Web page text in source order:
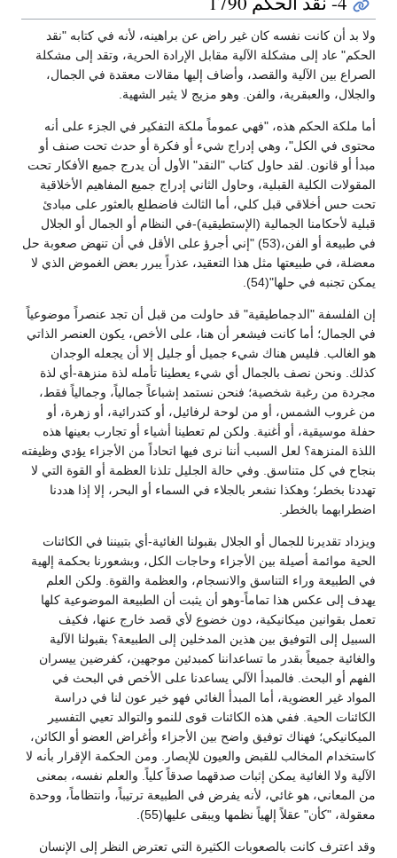
ولا بد أن كانت نفسه كان غير راض عن براهينه، لأنه في كتابه "نقد
الحكم" عاد إلى مشكلة الآلية مقابل الإرادة الحرية، وتقد إلى مشكلة
الصراع بين الآلية والقصد، وأضاف إليها مقالات معقدة في الجمال،
والجلال، والعبقرية، والفن. وهو مزيج لا يثير الشهية.
أما ملكة الحكم هذه، "فهي عموماً ملكة التفكير في الجزء على أنه
محتوى في الكل"، وهي إدراج شيء أو فكرة أو حدث تحت صنف أو
مبدأ أو قانون. لقد حاول كتاب "النقد" الأول أن يدرج جميع الأفكار تحت
المقولات الكلية القبلية، وحاول الثاني إدراج جميع المفاهيم الأخلاقية
تحت حس أخلاقي قبل كلي، أما الثالث فاضطلع بالعثور على مبادئ
قبلية لأحكامنا الجمالية (الإستطيقية)-في النظام أو الجمال أو الجلال
في طبيعة أو الفن،(53) "إني أجرؤ على الأقل في أن تنهض صعوبة حل
معضلة، في طبيعتها مثل هذا التعقيد، عذراً يبرر بعض الغموض الذي لا
يمكن تجنبه في حلها"(54).
إن الفلسفة "الدجماطيقية" قد حاولت من قبل أن تجد عنصراً موضوعياً
في الجمال؛ أما كانت فيشعر أن هنا، على الأخص، يكون العنصر الذاتي
هو الغالب. فليس هناك شيء جميل أو جليل إلا أن يجعله الوجدان
كذلك. ونحن نصف بالجمال أي شيء يعطينا تأمله لذة منزهة-أي لذة
مجردة من رغبة شخصية؛ فنحن نستمد إشباعاً جمالياً، وجمالياً فقط،
من غروب الشمس، أو من لوحة لرفائيل، أو كتدرائية، أو زهرة، أو
حفلة موسيقية، أو أغنية. ولكن لم تعطينا أشياء أو تجارب بعينها هذه
اللذة المنزهة؟ لعل السبب أننا نرى فيها اتحاداً من الأجزاء يؤدي وظيفته
بنجاح في كل متناسق. وفي حالة الجليل تلذنا العظمة أو القوة التي لا
تهددنا بخطر؛ وهكذا نشعر بالجلاء في السماء أو البحر، إلا إذا هددنا
اضطرابهما بالخطر.
ويزداد تقديرنا للجمال أو الجلال بقبولنا الغائية-أي بتبيننا في الكائنات
الحية موائمة أصيلة بين الأجزاء وحاجات الكل، وبشعورنا بحكمة إلهية
في الطبيعة وراء التناسق والانسجام، والعظمة والقوة. ولكن العلم
يهدف إلى عكس هذا تماماً-وهو أن يثبت أن الطبيعة الموضوعية كلها
تعمل بقوانين ميكانيكية، دون خضوع لأي قصد خارج عنها، فكيف
السبيل إلى التوفيق بين هذين المدخلين إلى الطبيعة؟ بقبولنا الآلية
والغائية جميعاً بقدر ما تساعداننا كمبدئين موجهين، كفرضين ييسران
الفهم أو البحث. فالمبدأ الآلي يساعدنا على الأخص في البحث في
المواد غير العضوية، أما المبدأ الغائي فهو خير عون لنا في دراسة
الكائنات الحية. ففي هذه الكائنات قوى للنمو والتوالد تعيي التفسير
الميكانيكي؛ فهناك توفيق واضح بين الأجزاء وأغراض العضو أو الكائن،
كاستخدام المخالب للقبض والعيون للإبصار. ومن الحكمة الإقرار بأنه لا
الآلية ولا الغائية يمكن إثبات صدقهما صدقاً كلياً. والعلم نفسه، بمعنى
من المعاني، هو غائي، لأنه يفرض في الطبيعة ترتيباً، وانتظاماً، ووحدة
معقولة، "كأن" عقلاً إلهياً نظمها ويبقى عليها(55).
وقد اعترف كانت بالصعوبات الكثيرة التي تعترض النظر إلى الإنسان